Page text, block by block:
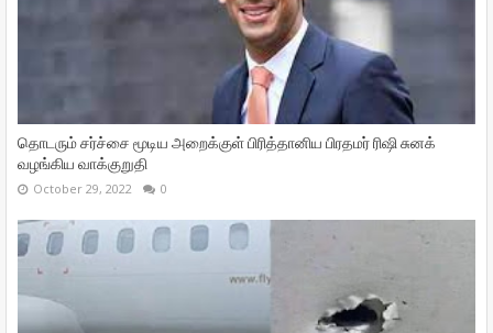
தொடரும் சர்ச்சை மூடிய அறைக்குள் பிரித்தானிய பிரதமர் ரிஷி சுனக்
வழங்கிய வாக்குறுதி
October 29, 2022 0